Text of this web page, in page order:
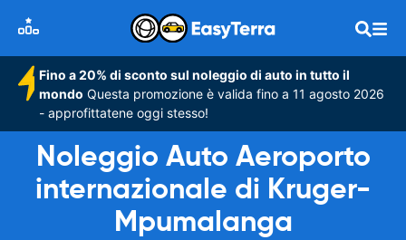
Fino a 20% di sconto sul noleggio di auto in tutto il
mondo Questa promozione è valida fino a 11 agosto 2026
- approfittatene oggi stesso!
Noleggio Auto Aeroporto
internazionale di Kruger-
Mpumalanga